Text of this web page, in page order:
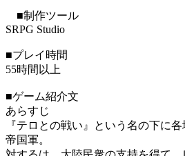
■制作ツール
SRPG Studio
■プレイ時間
55時間以上
■ゲーム紹介文
あらすじ
『テロとの戦い』という名の下に
帝国軍。